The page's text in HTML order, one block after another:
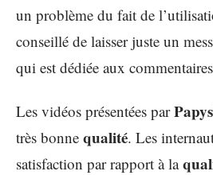
un problème du fait de
conseillé de laisser juste un
qui est dédiée aux
Les vidéos présentées par
très bonne qualité. Les
satisfaction par rapport à la